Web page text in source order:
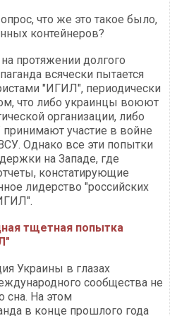
что же это такое было,
контейнеров?
протяжении долгого
всячески пытается
"ИГИЛ", периодически
что либо украинцы воюют
организации, либо
участие в войне
Однако все эти попытки
на Западе, где
констатирующие
лидерство "российских
тщетная попытка
Украины в глазах
сообщества не
сна. На этом
в конце прошлого года